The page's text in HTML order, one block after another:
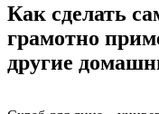
Как сделать
грамотно
другие